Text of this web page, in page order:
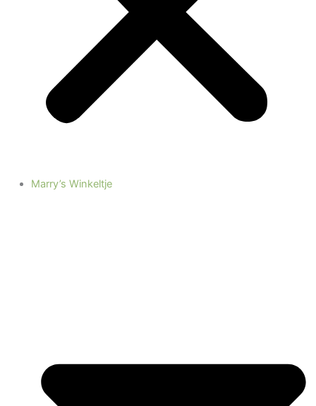
Marry’s Winkeltje